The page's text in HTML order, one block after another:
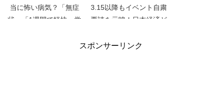
当に怖い病気？「無症
状」「1週間で軽快」学
【日本感染症学会】【日
3.15以降もイベント自粛
要請を示唆！日本経済ど
イルス】【日曜報道 THE
スポンサーリンク